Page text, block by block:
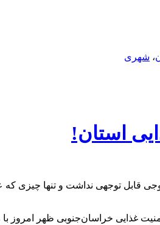
، شهری
استان!
غذایی خراسان‌جنوبی ظهر امروز